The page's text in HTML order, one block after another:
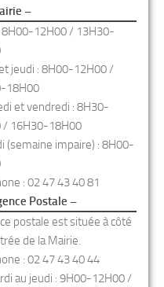
–
8H00-12H00 / 13H30-
jeudi : 8H00-12H00 /
18H00
et vendredi : 8H30-
/ 16H30-18H00
(semaine impaire) : 8H00-
: 02 47 43 40 81
Postale –
postale est située à côté
de la Mairie.
: 02 47 43 40 44
au jeudi : 9H00-12H00 /